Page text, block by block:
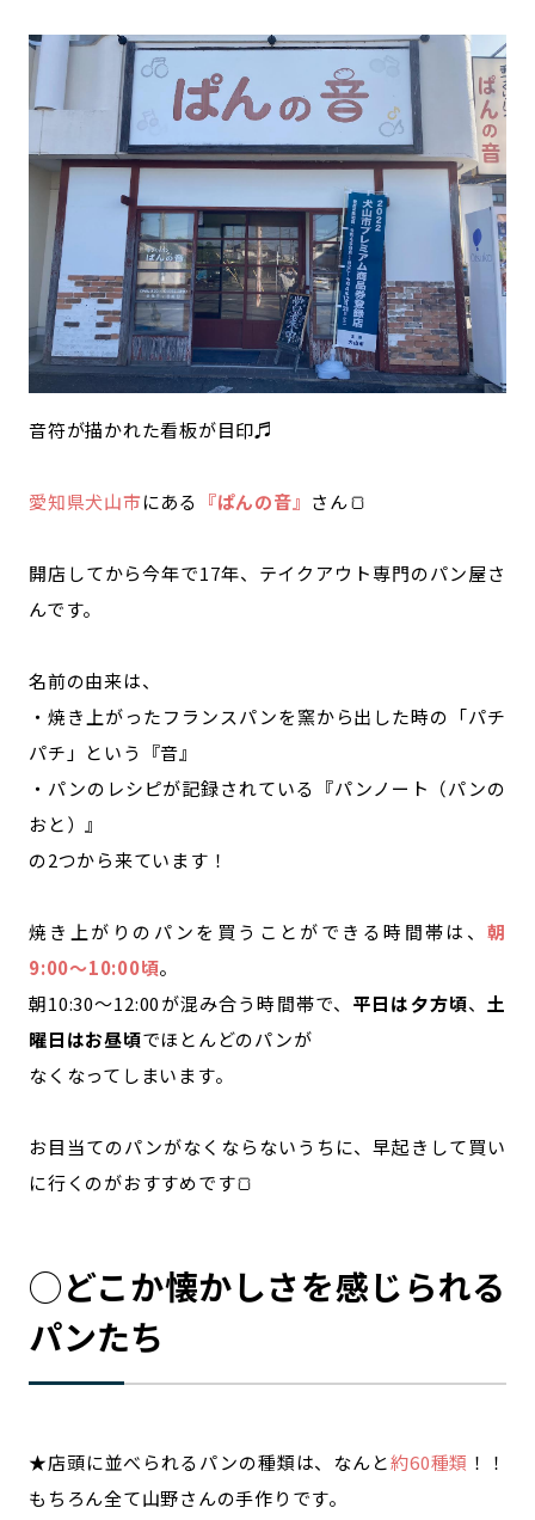
音符が描かれた看板が目印♬
愛知県犬山市にある 『ぱんの音』 さん🍞
開店してから今年で17年、テイクアウト専門のパン屋さ
んです。
名前の由来は、
・焼き上がったフランスパンを窯から出した時の「パチ
パチ」という『音』
・パンのレシピが記録されている『パンノート（パンの
おと）』
の2つから来ています！
焼き上がりのパンを買うことができる時間帯は、朝
9:00〜10:00頃。
朝10:30〜12:00が混み合う時間帯で、 平日は夕方頃、 土
曜日はお昼頃でほとんどのパンが
なくなってしまいます。
お目当てのパンがなくならないうちに、早起きして買い
に行くのがおすすめです🍞
◯どこか懐かしさを感じられる
パンたち
★店頭に並べられるパンの種類は、なんと約60種類 ！！
もちろん全て山野さんの手作りです。